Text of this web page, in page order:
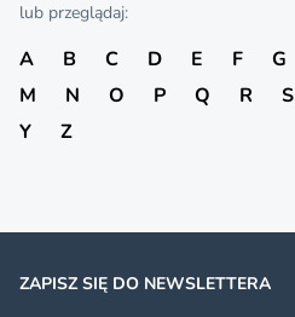
lub przeglądaj:
A B C D E F G
M
N O P Q R S
Y
Z
ZAPISZ SIĘ DO NEWSLETTERA